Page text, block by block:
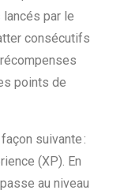
lancés par le
consécutifs
points de
suivante :
(XP). En
au niveau